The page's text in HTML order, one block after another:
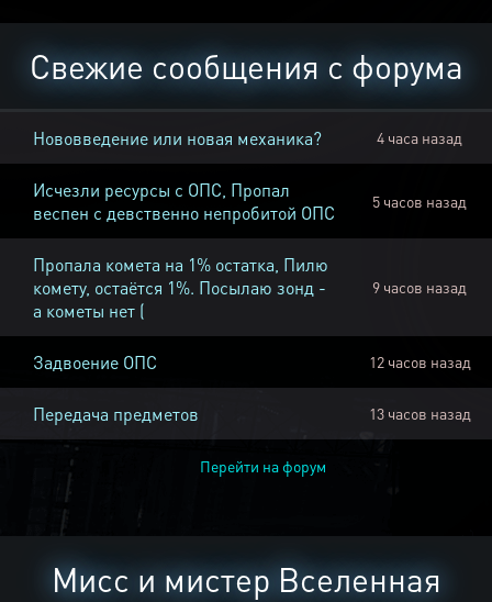
Свежие сообщения с форума
Нововведение или новая механика? 4 часа назад
Исчезли ресурсы с ОПС, Пропал
веспен с девственно непробитой ОПС
5 часов назад
Пропала комета на 1% остатка, Пилю
комету, остаётся 1%. Посылаю зонд -
а кометы нет (
9 часов назад
Задвоение ОПС 12 часов назад
Передача предметов 13 часов назад
Перейти на форум
Мисс и мистер Вселенная